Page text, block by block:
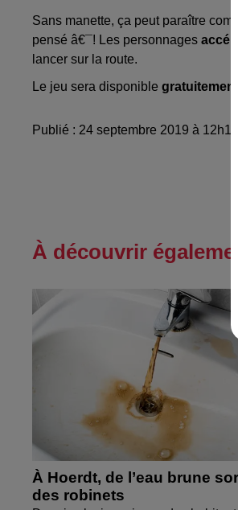
Sans manette, ça peut paraître
pensé â€¯! Les personnages
lancer sur la route.
Le jeu sera disponible gratuitement
Publié : 24 septembre 2019 à
À découvrir
À Hoerdt, de l’eau brune
des robinets